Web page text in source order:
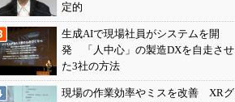
定的
生成AIで現場社員がシステムを開
発 「人中心」の製造DXを自走させ
た3社の方法
現場の作業効率やミスを改善 XRグ